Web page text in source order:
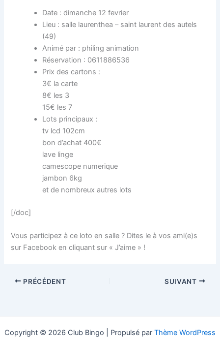
Date : dimanche 12 fevrier
Lieu : salle laurenthea – saint laurent des autels
(49)
Animé par : philing animation
Réservation : 0611886536
Prix des cartons :
3€ la carte
8€ les 3
15€ les 7
Lots principaux :
tv lcd 102cm
bon d’achat 400€
lave linge
camescope numerique
jambon 6kg
et de nombreux autres lots
[/doc]
Vous participez à ce loto en salle ? Dites le à vos ami(e)s
sur Facebook en cliquant sur « J’aime » !
PRÉCÉDENT SUIVANT
Copyright © 2026 Club Bingo | Propulsé par Thème WordPress